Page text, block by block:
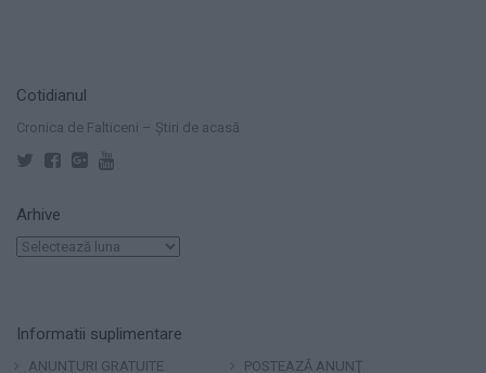
Cotidianul
Cronica de Falticeni – Știri de acasă
Arhive
Arhive
Informatii suplimentare
ANUNŢURI GRATUITE POSTEAZĂ ANUNŢ